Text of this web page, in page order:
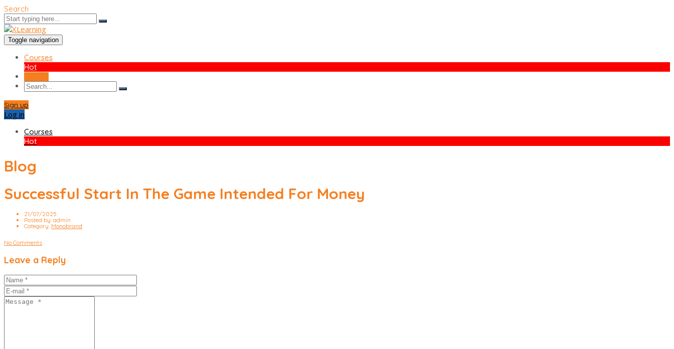
Search
Toggle navigation
Courses
Hot
Sign up
Log in
Courses
Hot
Blog
Successful Start In The Game Intended For Money
21/07/2025
Posted by: admin
Category: Monobrand
No Comments
Leave a Reply